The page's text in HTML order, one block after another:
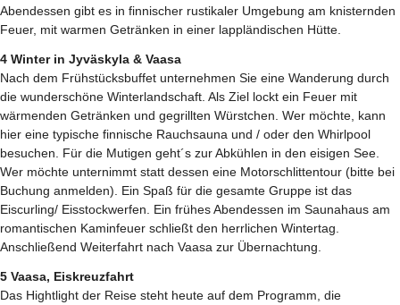
Abendessen gibt es in finnischer rustikaler Umgebung am knisternden
Feuer, mit warmen Getränken in einer lappländischen Hütte.
4 Winter in Jyväskyla & Vaasa
Nach dem Frühstücksbuffet unternehmen Sie eine Wanderung durch
die wunderschöne Winterlandschaft. Als Ziel lockt ein Feuer mit
wärmenden Getränken und gegrillten Würstchen. Wer möchte, kann
hier eine typische finnische Rauchsauna und / oder den Whirlpool
besuchen. Für die Mutigen geht´s zur Abkühlen in den eisigen See.
Wer möchte unternimmt statt dessen eine Motorschlittentour (bitte bei
Buchung anmelden). Ein Spaß für die gesamte Gruppe ist das
Eiscurling/ Eisstockwerfen. Ein frühes Abendessen im Saunahaus am
romantischen Kaminfeuer schließt den herrlichen Wintertag.
Anschließend Weiterfahrt nach Vaasa zur Übernachtung.
5 Vaasa, Eiskreuzfahrt
Das Hightlight der Reise steht heute auf dem Programm, die